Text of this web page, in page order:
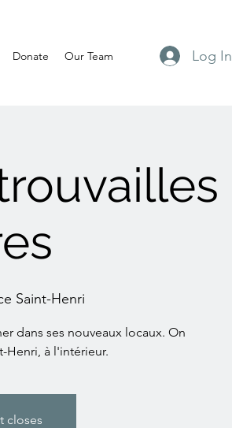
Donate Our Team Log In
Saint-Henri
dans ses nouveaux locaux. On
Henri, à l'intérieur.
closes